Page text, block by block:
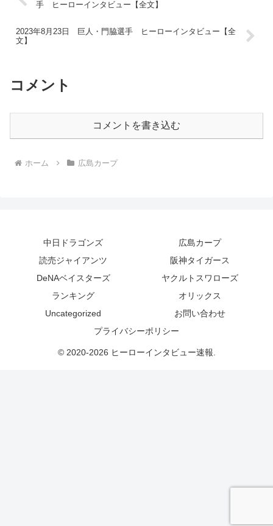
手 ヒーローインタビュー【全文】
2023年8月23日 巨人・門脇選手 ヒーローインタビュー【全
文】
コメント
コメントを書き込む
ホーム 広島カープ
中日ドラゴンズ
広島カープ
読売ジャイアンツ
阪神タイガース
DeNAベイスターズ
ヤクルトスワローズ
ランキング
オリックス
Uncategorized
お問い合わせ
プライバシーポリシー
© 2020-2026 ヒーローインタビュー速報.